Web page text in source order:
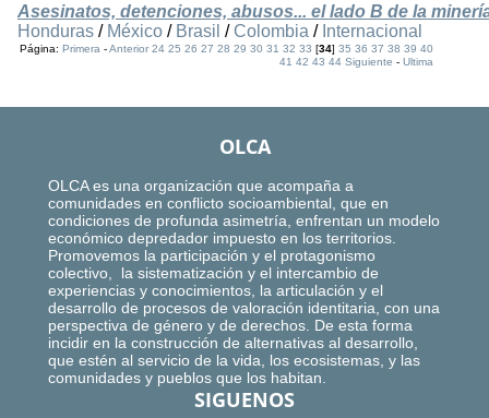
Asesinatos, detenciones, abusos... el lado B de la
Honduras / México / Brasil / Colombia / Internacional
Página:Primera -Anterior 24 25 26 27 28 29 30 31 32 33 [34]35 36 37 38 39 40
41 42 43 44 Siguiente -Ultima
OLCA
OLCA es una organización que acompaña a
comunidades en conflicto socioambiental, que en
condiciones de profunda asimetría, enfrentan un modelo
económico depredador impuesto en los territorios.
Promovemos la participación y el protagonismo
colectivo, la sistematización y el intercambio de
experiencias y conocimientos, la articulación y el
desarrollo de procesos de valoración identitaria, con una
perspectiva de género y de derechos. De esta forma
incidir en la construcción de alternativas al desarrollo,
que estén al servicio de la vida, los ecosistemas, y las
comunidades y pueblos que los habitan.
SIGUENOS